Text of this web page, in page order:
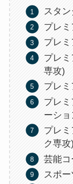
スタ
プレ
プレ
プレ
専攻)
プレ
プレ
ーシ
プレ
ク専
芸能コ
スポ